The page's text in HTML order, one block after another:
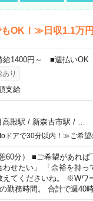
OK！≫日収1.1万
給1400円～ ■週払い
り
支給
高殿駅 / 新森古市駅 /
ドアで30分以内！≫ご希望
60分） ■ご希望があれ
わせたい」 「余裕を持
えてくださいね。 ※Wワ
勤務時間。 合計で週40